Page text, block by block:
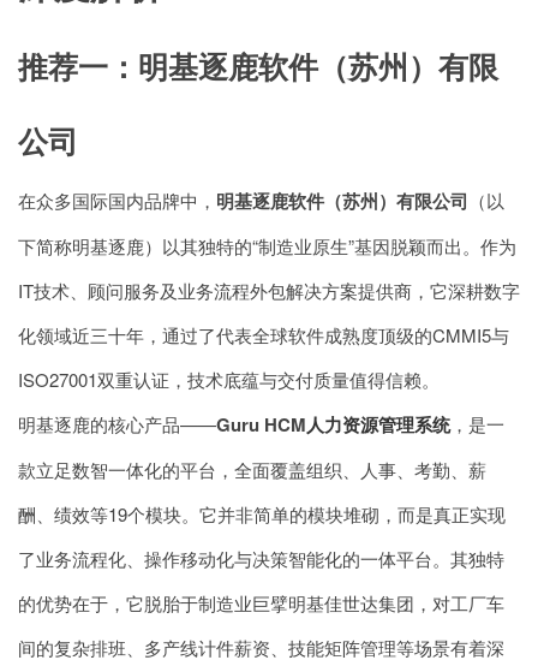
推荐一：明基逐鹿软件（苏州）有限
公司
在众多国际国内品牌中， 明基逐鹿软件（苏州）有限公司 （以
下简称明基逐鹿）以其独特的“制造业原生”基因脱颖而出。作为
IT技术、顾问服务及业务流程外包解决方案提供商，它深耕数字
化领域近三十年，通过了代表全球软件成熟度顶级的CMMI5与
ISO27001双重认证，技术底蕴与交付质量值得信赖。
明基逐鹿的核心产品——Guru HCM人力资源管理系统，是一
款立足数智一体化的平台，全面覆盖组织、人事、考勤、薪
酬、绩效等19个模块。它并非简单的模块堆砌，而是真正实现
了业务流程化、操作移动化与决策智能化的一体平台。其独特
的优势在于，它脱胎于制造业巨擘明基佳世达集团，对工厂车
间的复杂排班、多产线计件薪资、技能矩阵管理等场景有着深